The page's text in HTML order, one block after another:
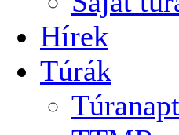
Hírek
Túrák